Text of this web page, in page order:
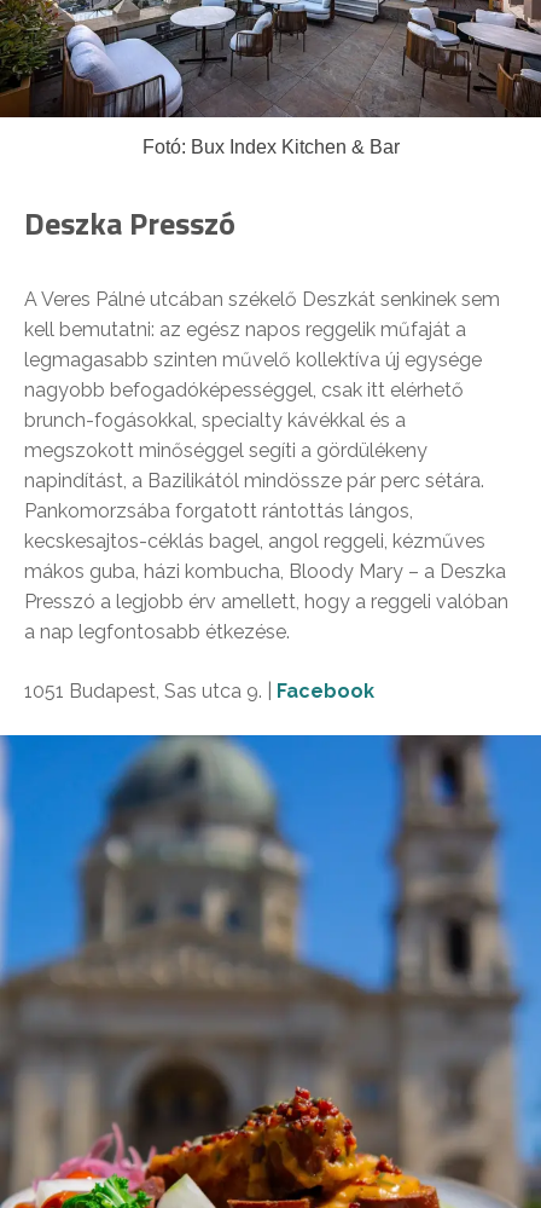
Fotó: Bux Index Kitchen & Bar
Deszka Presszó
A Veres Pálné utcában székelő Deszkát senkinek sem
kell bemutatni: az egész napos reggelik műfaját a
legmagasabb szinten művelő kollektíva új egysége
nagyobb befogadóképességgel, csak itt elérhető
brunch-fogásokkal, specialty kávékkal és a
megszokott minőséggel segíti a gördülékeny
napindítást, a Bazilikától mindössze pár perc sétára.
Pankomorzsába forgatott rántottás lángos,
kecskesajtos-céklás bagel, angol reggeli, kézműves
mákos guba, házi kombucha, Bloody Mary – a Deszka
Presszó a legjobb érv amellett, hogy a reggeli valóban
a nap legfontosabb étkezése.
1051 Budapest, Sas utca 9. | Facebook